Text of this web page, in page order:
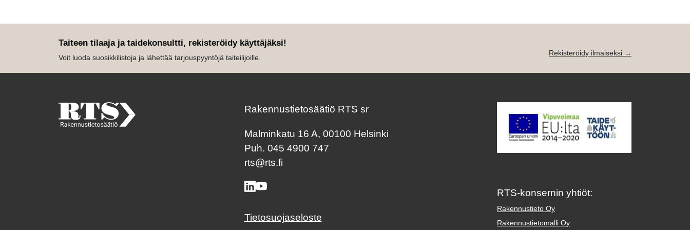
Taiteen tilaaja ja taidekonsultti, rekisteröidy käyttäjäksi!
Voit luoda suosikkilistoja ja lähettää tarjouspyyntöjä taiteilijoille.
Rekisteröidy ilmaiseksi →
Rakennustietosäätiö RTS sr
Malminkatu 16 A, 00100 Helsinki
Puh. 045 4900 747
rts@rts.fi
Tietosuojaseloste
RTS-konsernin yhtiöt:
Rakennustieto Oy
Rakennustietomalli Oy